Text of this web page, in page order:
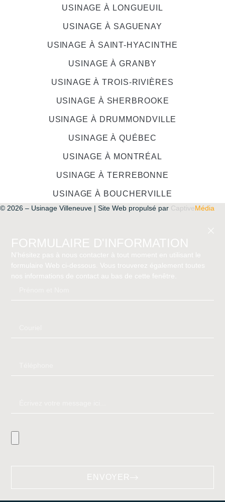
USINAGE À LONGUEUIL
USINAGE À SAGUENAY
USINAGE À SAINT-HYACINTHE
USINAGE À GRANBY
USINAGE À TROIS-RIVIÈRES
USINAGE À SHERBROOKE
USINAGE À DRUMMONDVILLE
USINAGE À QUÉBEC
USINAGE À MONTRÉAL
USINAGE À TERREBONNE
USINAGE À BOUCHERVILLE
© 2026 – Usinage Villeneuve | Site Web propulsé par CaptiveMédia
FORMULAIRE D'INFORMATION
N’hésitez pas à nous contacter à tout moment en utilisant le
formulaire Web ci-dessous. Vous trouverez également toutes
nos informations de contact au bas de cette fenêtre.
ENVOYER